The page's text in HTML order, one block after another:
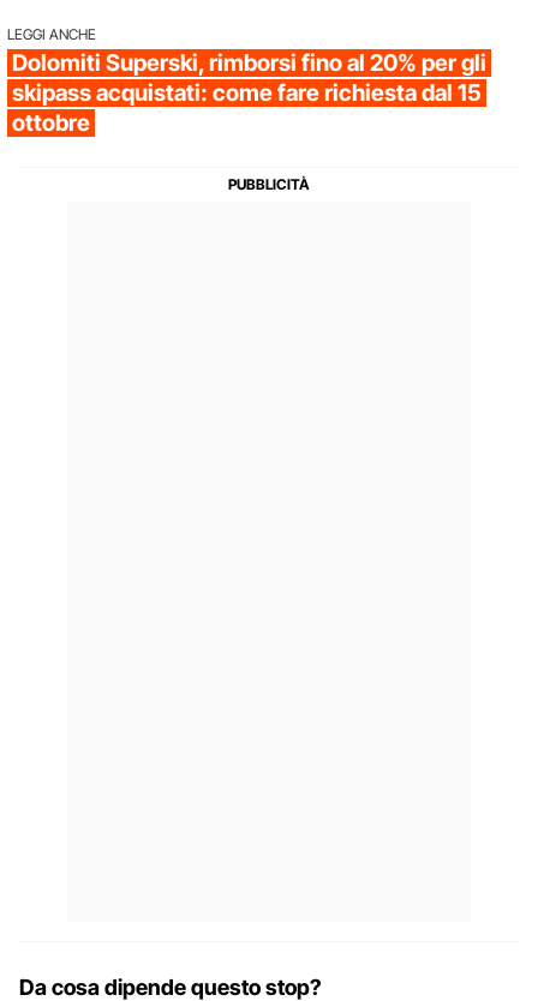
LEGGI ANCHE
Dolomiti Superski, rimborsi fino al 20% per gli
skipass acquistati: come fare richiesta dal 15
ottobre
Da cosa dipende questo stop?